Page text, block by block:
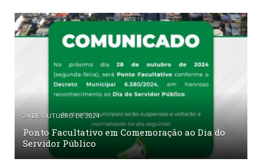
24 DE OUTUBRO DE 2024
Ponto Facultativo em Comemoração ao Dia do
Servidor Público